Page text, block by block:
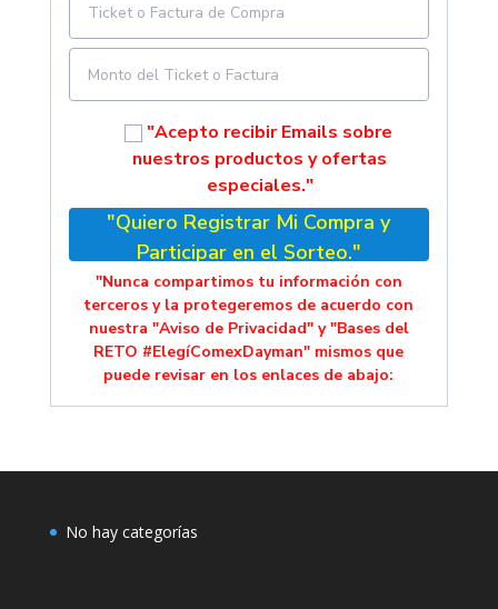
"Acepto recibir Emails sobre
nuestros productos y ofertas
especiales."
"Quiero Registrar Mi Compra y
Participar en el Sorteo."
"Nunca compartimos tu información con
terceros y la protegeremos de acuerdo con
nuestra "Aviso de Privacidad" y "Bases del
RETO #ElegíComexDayman" mismos que
puede revisar en los enlaces de abajo:
No hay categorías